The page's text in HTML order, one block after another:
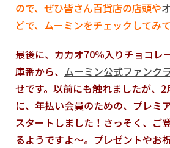
ので、ぜひ皆さん百貨店の店頭や
どで、ムーミンをチェックしてみ
最後に、カカオ70％入りチョコレ
庫番から、 ムーミン公式ファンク
せです。以前にも触れましたが、
に、年払い会員のための、プレミ
スタートしました！さっそく、ご
るようですよ～。プレゼントやお